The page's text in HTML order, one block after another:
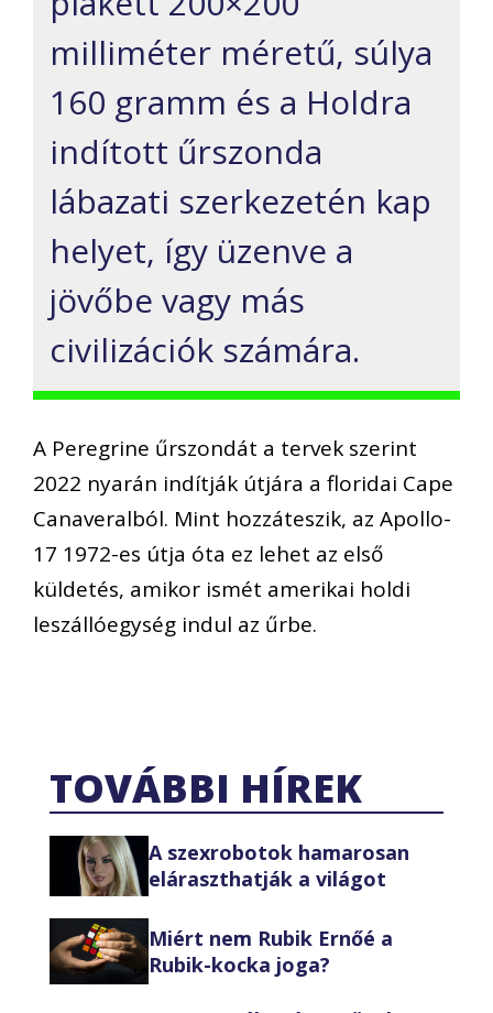
milliméter méretű, súlya
160 gramm és a Holdra
indított űrszonda
lábazati szerkezetén kap
helyet, így üzenve a
jövőbe vagy más
civilizációk számára.
A Peregrine űrszondát a tervek szerint
2022 nyarán indítják útjára a floridai Cape
Canaveralból. Mint hozzáteszik, az Apollo-
17 1972-es útja óta ez lehet az első
küldetés, amikor ismét amerikai holdi
leszállóegység indul az űrbe.
TOVÁBBI HÍREK
A szexrobotok hamarosan
eláraszthatják a világot
Miért nem Rubik Ernőé a
Rubik-kocka joga?